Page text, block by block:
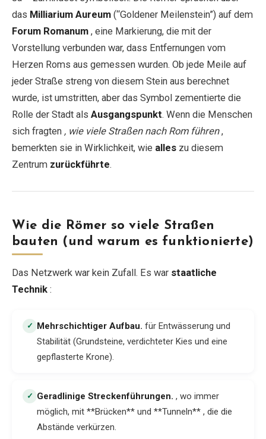
das Milliarium Aureum (“Goldener Meilenstein”) auf dem
Forum Romanum , eine Markierung, die mit der
Vorstellung verbunden war, dass Entfernungen vom
Herzen Roms aus gemessen wurden. Ob jede Meile auf
jeder Straße streng von diesem Stein aus berechnet
wurde, ist umstritten, aber das Symbol zementierte die
Rolle der Stadt als Ausgangspunkt. Wenn die Menschen
sich fragten , wie viele Straßen nach Rom führen,
bemerkten sie in Wirklichkeit, wie alles zu diesem
Zentrum zurückführte.
Wie die Römer so viele Straßen
bauten (und warum es funktionierte)
Das Netzwerk war kein Zufall. Es war staatliche
Technik :
✓ Mehrschichtiger Aufbau. für Entwässerung und
Stabilität (Grundsteine, verdichteter Kies und eine
gepflasterte Krone).
✓ Geradlinige Streckenführungen. , wo immer
möglich, mit **Brücken** und **Tunneln** , die die
Abstände verkürzen.